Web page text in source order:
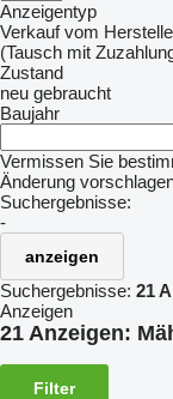
Anzeigentyp
Verkauf vom
(Tausch mit
Zustand
neu gebraucht
Baujahr
Vermissen Sie
Änderung
Suchergebnisse:
-
anzeigen
Suchergebnisse: 21
Anzeigen
21 Anzeigen:
Filter